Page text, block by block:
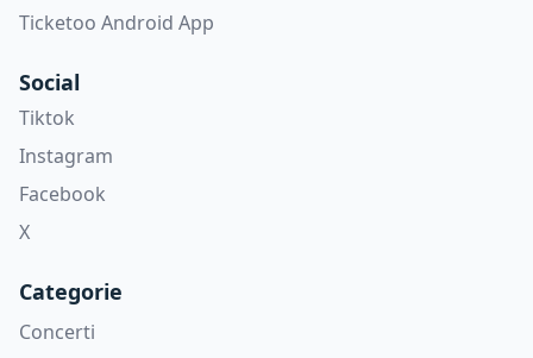
Ticketoo Android App
Social
Tiktok
Instagram
Facebook
X
Categorie
Concerti